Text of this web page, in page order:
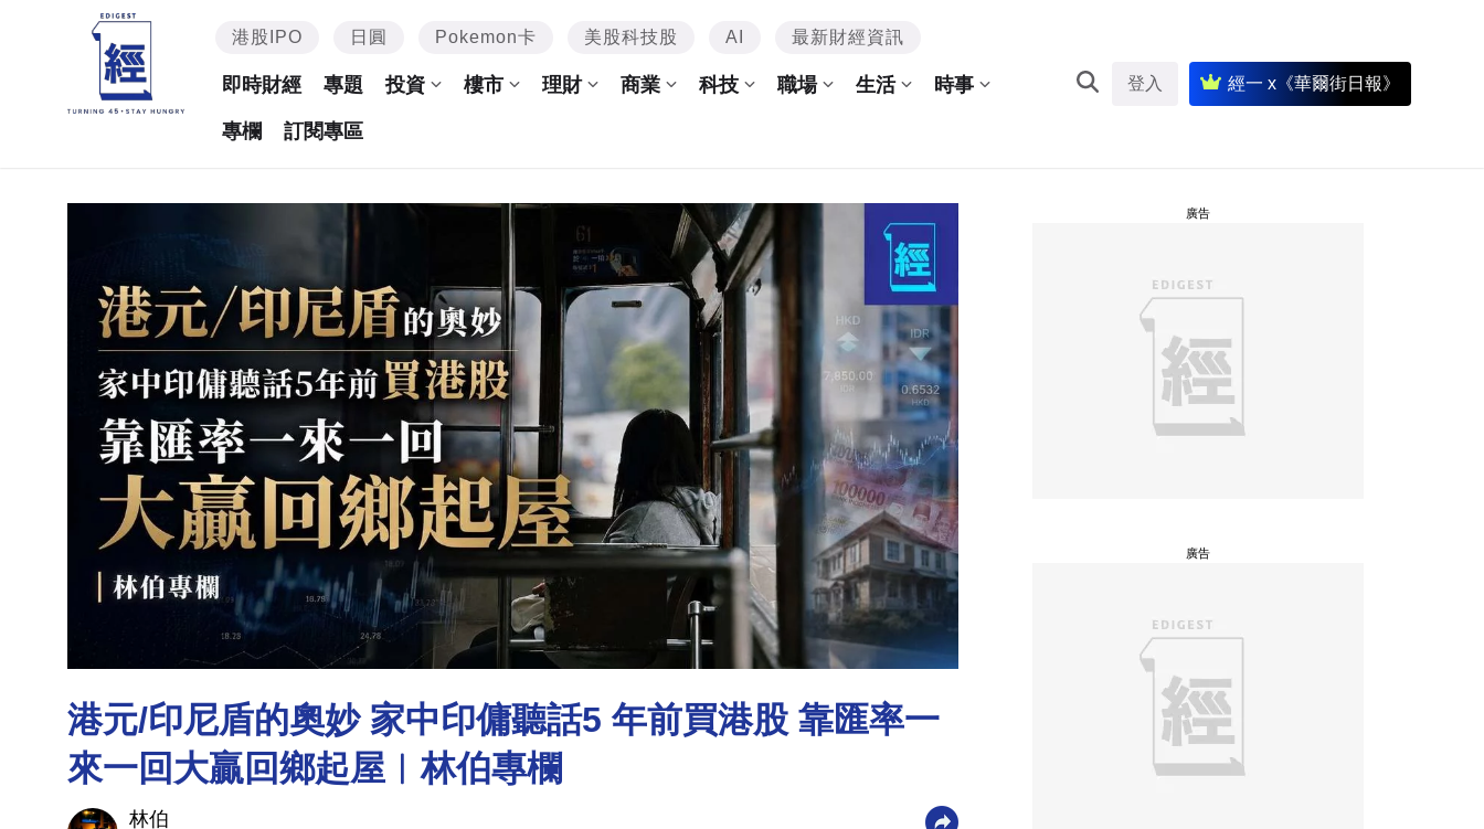
港股IPO 日圓 Pokemon卡 美股科技股 AI 最新財經資訊
即時財經 專題 投資 樓市 理財 商業 科技 職場 生活 時事
專欄 訂閱專區
登入 經一 x《華爾街日報》
港元/印尼盾的奧妙 家中印傭聽話5 年前買港股 靠匯率一
來一回大贏回鄉起屋︳林伯專欄
林伯
廣告
廣告